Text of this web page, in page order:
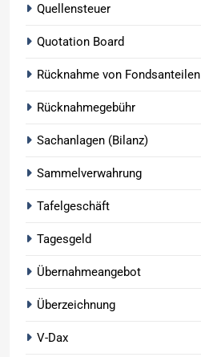
Quellensteuer
Quotation Board
Rücknahme von Fondsanteilen
Rücknahmegebühr
Sachanlagen (Bilanz)
Sammelverwahrung
Tafelgeschäft
Tagesgeld
Übernahmeangebot
Überzeichnung
V-Dax